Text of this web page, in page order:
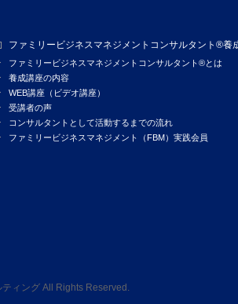
ファミリービジネスマネジメントコンサルタント®養
ファミリービジネスマネジメントコンサルタント®とは
養成講座の内容
WEB講座（ビデオ講座）
受講者の声
コンサルタントとして活動するまでの流れ
ファミリービジネスマネジメント（FBM）実践会員
ィングAll Rights Reserved.